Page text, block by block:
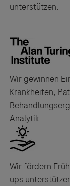
unterstützen.
Wir gewinnen
Krankheiten,
Analytik.
Wir fördern
ups